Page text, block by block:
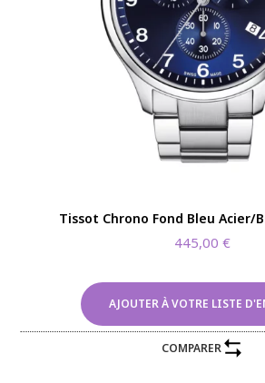
Tissot Chrono Fond Bleu Acier/
445,00€
AJOUTER À VOTRE LISTE
COMPARER